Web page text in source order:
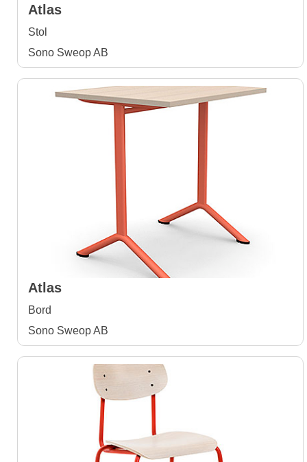
Atlas
Stol
Sono Sweop AB
Atlas
Bord
Sono Sweop AB